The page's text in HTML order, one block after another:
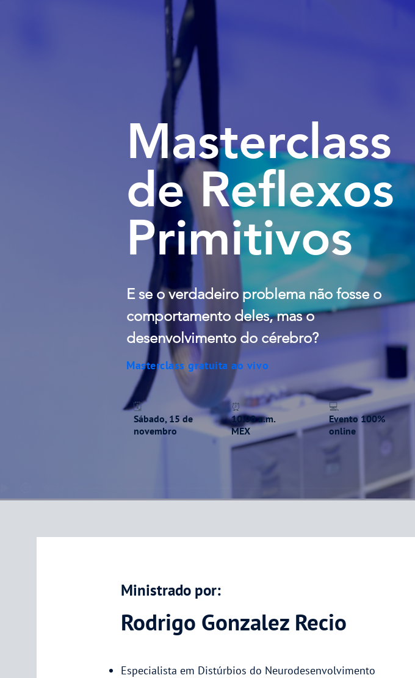
Masterclass
de Reflexos
Primitivos
E se o verdadeiro problema não fosse o
comportamento deles, mas o
desenvolvimento do cérebro?
Masterclass gratuita ao vivo
🗓️
Sábado, 15 de
novembro
⏰
10:00 a.m.
MEX
💻
Evento 100%
online
Ministrado por:
Rodrigo Gonzalez Recio
Especialista em Distúrbios do Neurodesenvolvimento